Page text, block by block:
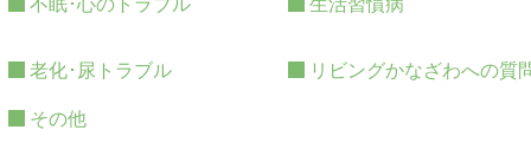
不眠･心のトラブル 生活習慣病
老化･尿トラブル リビングかなざわへの質
その他